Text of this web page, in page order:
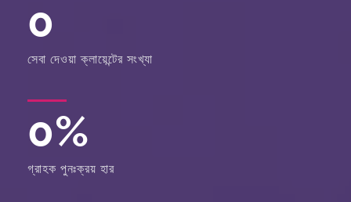
0
সেবা দেওয়া ক্লায়েন্টের সংখ্যা
0%
গ্রাহক পুনঃক্রয় হার